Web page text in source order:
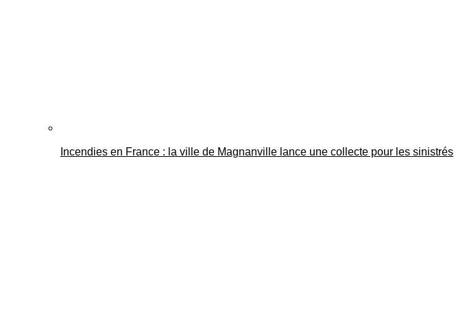
Incendies en France : la ville de Magnanville lance une collecte pour les sinistrés